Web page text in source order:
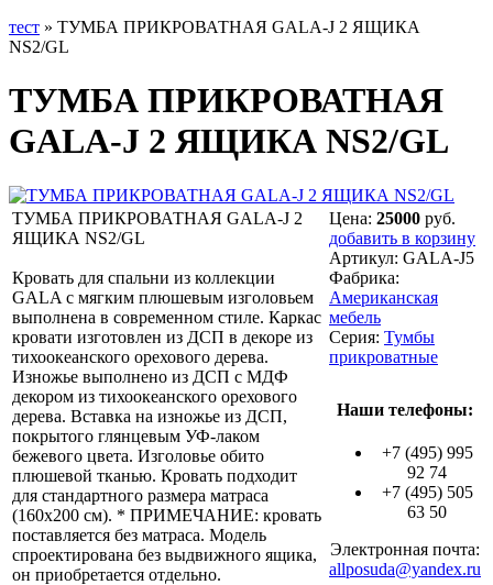
тест » ТУМБА ПРИКРОВАТНАЯ GALA-J 2 ЯЩИКА
NS2/GL
ТУМБА ПРИКРОВАТНАЯ
GALA-J 2 ЯЩИКА NS2/GL
ТУМБА ПРИКРОВАТНАЯ GALA-J 2
ЯЩИКА NS2/GL
Кровать для спальни из коллекции
GALA с мягким плюшевым изголовьем
выполнена в современном стиле. Каркас
кровати изготовлен из ДСП в декоре из
тихоокеанского орехового дерева.
Изножье выполнено из ДСП с МДФ
декором из тихоокеанского орехового
дерева. Вставка на изножье из ДСП,
покрытого глянцевым УФ-лаком
бежевого цвета. Изголовье обито
плюшевой тканью. Кровать подходит
для стандартного размера матраса
(160х200 см). * ПРИМЕЧАНИЕ: кровать
поставляется без матраса. Модель
спроектирована без выдвижного ящика,
он приобретается отдельно.
Цена: 25000 руб.
добавить в корзину
Артикул: GALA-J5
Фабрика:
Американская
мебель
Серия: Тумбы
прикроватные
Наши телефоны:
+7 (495) 995
92 74
+7 (495) 505
63 50
Электронная почта:
allposuda@yandex.ru